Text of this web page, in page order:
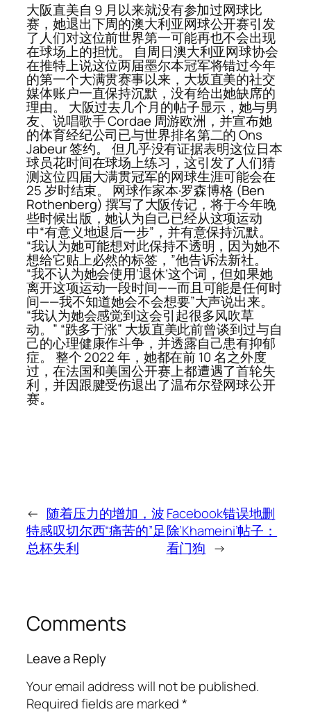
大阪直美自 9 月以来就没有参加过网球比
赛，她退出下周的澳大利亚网球公开赛引发
了人们对这位前世界第一可能再也不会出现
在球场上的担忧。 自周日澳大利亚网球协会
在推特上说这位两届墨尔本冠军将错过今年
的第一个大满贯赛事以来，大坂直美的社交
媒体账户一直保持沉默，没有给出她缺席的
理由。 大阪过去几个月的帖子显示，她与男
友、说唱歌手 Cordae 周游欧洲，并宣布她
的体育经纪公司已与世界排名第二的 Ons
Jabeur 签约​​。 但几乎没有证据表明这位日本
球员花时间在球场上练习，这引发了人们猜
测这位四届大满贯冠军的网球生涯可能会在
25 岁时结束。 网球作家本·罗森博格 (Ben
Rothenberg) 撰写了大阪传记，将于今年晚
些时候出版，她认为自己已经从这项运动
中“有意义地退后一步”，并有意保持沉默。
“我认为她可能想对此保持不透明，因为她不
想给它贴上必然的标签，”他告诉法新社。
“我不认为她会使用‘退休’这个词，但如果她
离开这项运动一段时间——而且可能是任何时
间——我不知道她会不会想要”大声说出来。
“我认为她会感觉到这会引起很多风吹草
动。” “跌多于涨” 大坂直美此前曾谈到过与自
己的心理健康作斗争，并透露自己患有抑郁
症。 整个 2022 年，她都在前 10 名之外度
过，在法国和美国公开赛上都遭遇了首轮失
利，并因跟腱受伤退出了温布尔登网球公开
赛。
← 随着压力的增加，波
特感叹切尔西“痛苦的”足
总杯失利
Facebook错误地删
除’Khameini’帖子：
看门狗 →
Comments
Leave a Reply
Your email address will not be published.
Required fields are marked*